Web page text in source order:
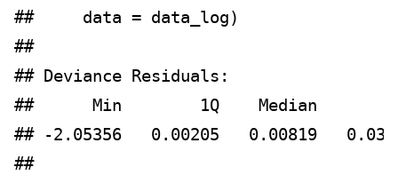
##     data = data_log)
##
## Deviance Residuals:
##      Min        1Q    Median
## -2.05356   0.00205   0.00819
##